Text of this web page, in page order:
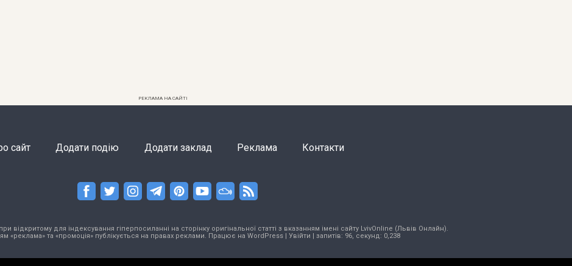
РЕКЛАМА НА САЙТІ
сайт Додати подію Додати заклад Реклама Контакти
відкритому для індексування гіперпосиланні на сторінку оригінальної статті з вказанням імені сайту LvivOnline (Львів Онлайн).
«реклама» та «промоція» публікується на правах реклами. Працює на WordPress| Увійти | запитів: 96, секунд: 0,238